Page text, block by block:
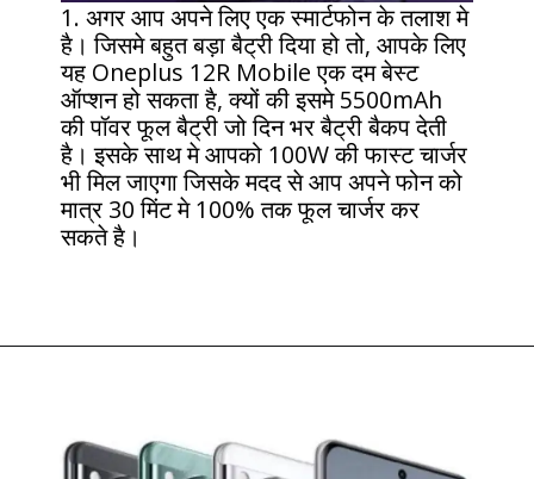
1. अगर आप अपने लिए एक स्मार्टफोन के तलाश मे
है। जिसमे बहुत बड़ा बैट्री दिया हो तो, आपके लिए
यह Oneplus 12R Mobile एक दम बेस्ट
ऑप्शन हो सकता है, क्यों की इसमे 5500mAh
की पॉवर फूल बैट्री जो दिन भर बैट्री बैकप देती
है। इसके साथ मे आपको 100W की फास्ट चार्जर
भी मिल जाएगा जिसके मदद से आप अपने फोन को
मात्र 30 मिंट मे 100% तक फूल चार्जर कर
सकते है।